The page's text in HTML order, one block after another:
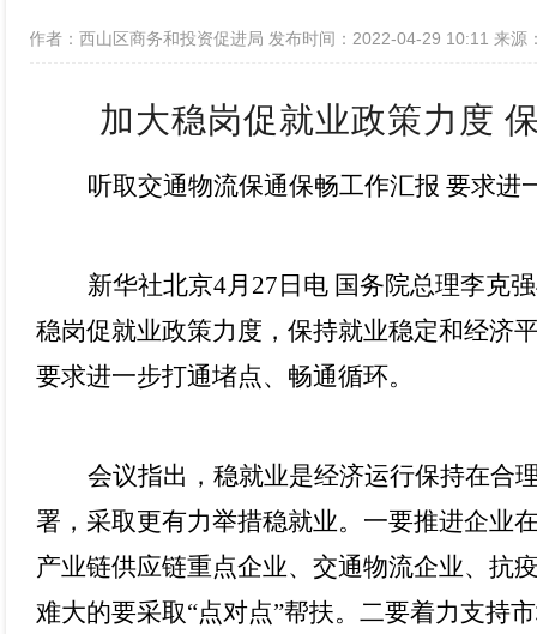
[作者：西山区商务和投资促进局 发布时间：2022-04-29 10:11 来源
加大稳岗促就业政策力度
听取交通物流保通保畅工作汇报 要求进
新华社北京4月27日电 国务院总理李克
稳岗促就业政策力度，保持就业稳定和经济
要求进一步打通堵点、畅通循环。
会议指出，稳就业是经济运行保持在合
署，采取更有力举措稳就业。一要推进企业
产业链供应链重点企业、交通物流企业、抗
难大的要采取“点对点”帮扶。二要着力支持